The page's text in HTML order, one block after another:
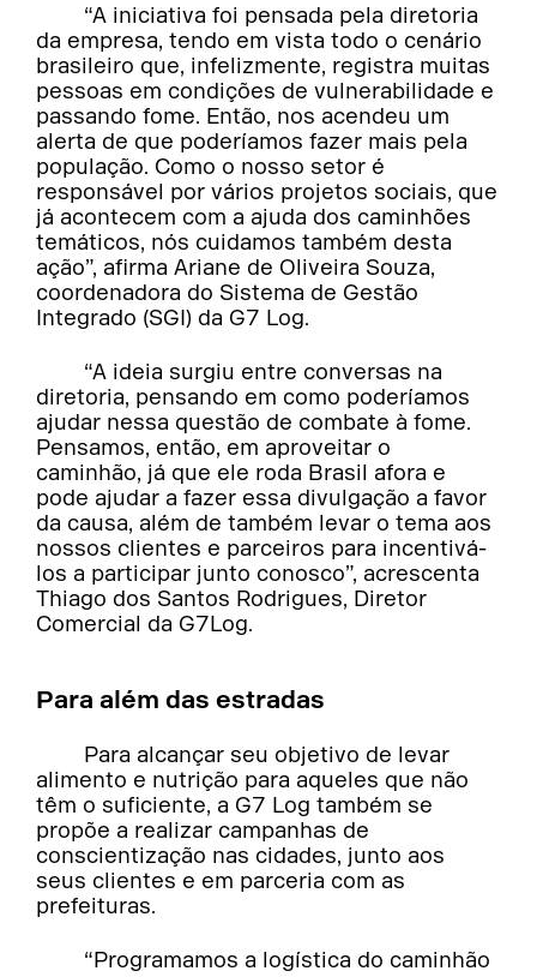
“A iniciativa foi pensada pela diretoria
da empresa, tendo em vista todo o cenário
brasileiro que, infelizmente, registra muitas
pessoas em condições de vulnerabilidade e
passando fome. Então, nos acendeu um
alerta de que poderíamos fazer mais pela
população. Como o nosso setor é
responsável por vários projetos sociais, que
já acontecem com a ajuda dos caminhões
temáticos, nós cuidamos também desta
ação”, afirma Ariane de Oliveira Souza,
coordenadora do Sistema de Gestão
Integrado (SGI) da G7 Log.
“A ideia surgiu entre conversas na
diretoria, pensando em como poderíamos
ajudar nessa questão de combate à fome.
Pensamos, então, em aproveitar o
caminhão, já que ele roda Brasil afora e
pode ajudar a fazer essa divulgação a favor
da causa, além de também levar o tema aos
nossos clientes e parceiros para incentivá-
los a participar junto conosco”, acrescenta
Thiago dos Santos Rodrigues, Diretor
Comercial da G7Log.
Para além das estradas
Para alcançar seu objetivo de levar
alimento e nutrição para aqueles que não
têm o suficiente, a G7 Log também se
propõe a realizar campanhas de
conscientização nas cidades, junto aos
seus clientes e em parceria com as
prefeituras.
“Programamos a logística do caminhão